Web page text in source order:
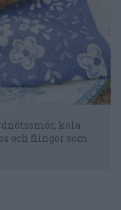
kola
och flingor som